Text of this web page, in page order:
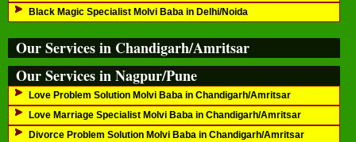
Black Magic Specialist Molvi Baba in Delhi/Noida
Our Services in Chandigarh/Amritsar
Our Services in Nagpur/Pune
Love Problem Solution Molvi Baba in Chandigarh/Amritsar
Love Marriage Specialist Molvi Baba in Chandigarh/Amritsar
Divorce Problem Solution Molvi Baba in Chandigarh/Amritsar